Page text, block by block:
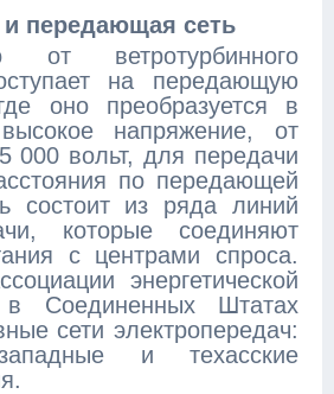
и передающая сеть
от ветротурбинного
на передающую
оно преобразуется в
напряжение, от
000 вольт, для передачи
по передающей
состоит из ряда линий
которые соединяют
с центрами спроса.
энергетической
Соединенных Штатах
сети электропередач:
и техасские